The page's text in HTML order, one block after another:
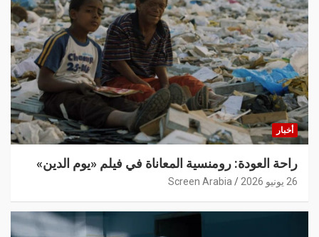
أخبار
راحة العودة: رومنسية المعاناة في فيلم «يوم الدين»
26 يونيو 2026 Screen Arabia